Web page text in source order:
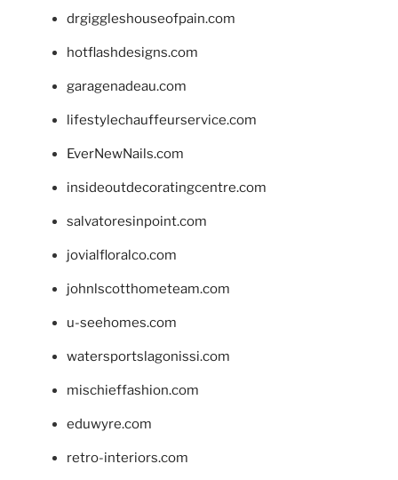
drgiggleshouseofpain.com
hotflashdesigns.com
garagenadeau.com
lifestylechauffeurservice.com
EverNewNails.com
insideoutdecoratingcentre.com
salvatoresinpoint.com
jovialfloralco.com
johnlscotthometeam.com
u-seehomes.com
watersportslagonissi.com
mischieffashion.com
eduwyre.com
retro-interiors.com